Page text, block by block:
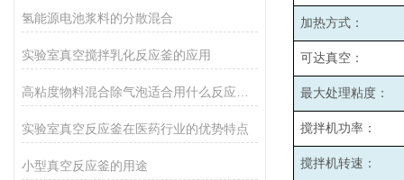
氢能源电池浆料的分散混合
实验室真空搅拌乳化反应釜的应用
实验室真空反应釜在医药行业的优势特点
小型真空反应釜的用途
加热方式：
可达真空：
最大处理粘度：
搅拌机功率：
搅拌机转速：